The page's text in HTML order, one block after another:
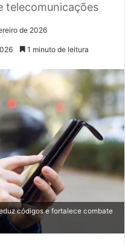
telecomunicações
de 2026
1 minuto de leitura
códigos e fortalece combate